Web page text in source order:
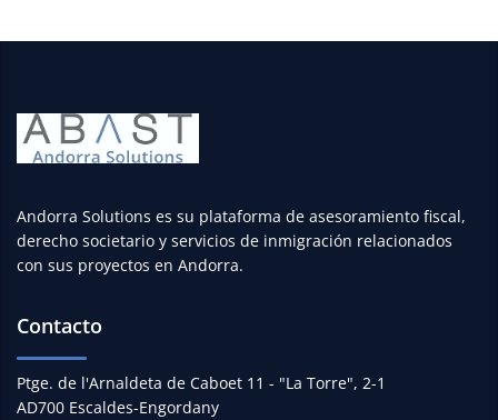
Andorra Solutions es su plataforma de asesoramiento fiscal,
derecho societario y servicios de inmigración relacionados
con sus proyectos en Andorra.
Contacto
Ptge. de l'Arnaldeta de Caboet 11 - "La Torre", 2-1
AD700 Escaldes-Engordany